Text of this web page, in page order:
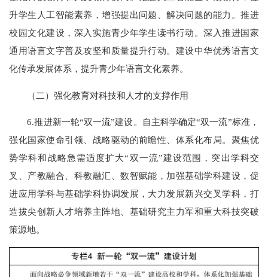
升学生人工智能素养，增强提出问题、解决问题的能力。推进
校园文化建设，深入实施青少年学生读书行动。深入推进国家
通用语言文字普及攻坚和质量提升行动。建设中华优秀语言文
化传承发展体系，提升青少年语言文化素养。
（二）强化教育对科技和人才的支撑作用
6.推进新一轮“双一流”建设。自主科学确定“双一流”标准，
强化国家使命引领、战略驱动的前瞻性、体系化布局。聚焦优
势学科和战略急需适度扩大“双一流”建设范围，突出学科交
叉、产教融合、科教融汇、数智赋能，加强基础学科建设，促
进应用学科与基础学科协调发展，大力发展新兴交叉学科，打
造拔尖创新人才培养主阵地、基础研究主力军和重大科技突破
策源地。